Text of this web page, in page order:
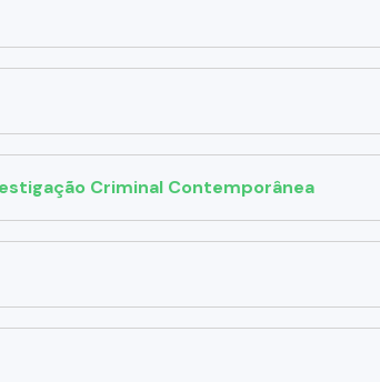
Criminal Contemporânea